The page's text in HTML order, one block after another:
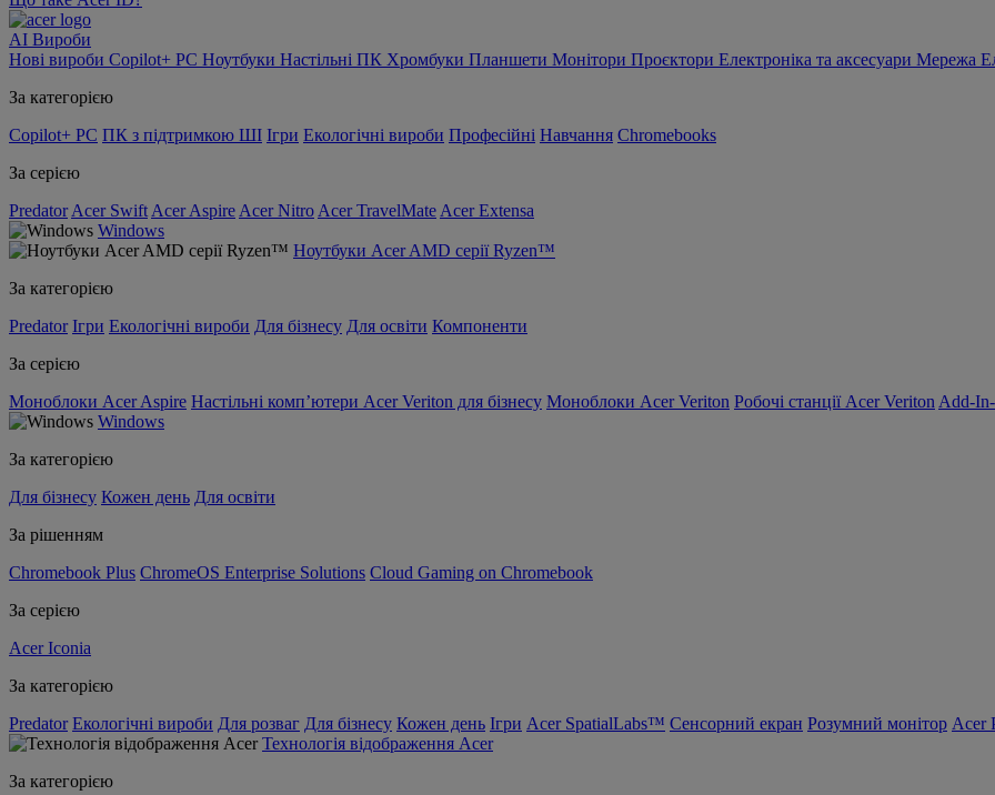
AI Вироби
Нові вироби Copilot+ PC Ноутбуки Настільні ПК Хромбуки Планшети Монітори Проєктори Електроніка та аксесуари Мережа
За категорією
Copilot+ PC ПК з підтримкою ШІ Ігри Екологічні вироби Професійні Навчання Chromebooks
За серією
Predator Acer Swift Acer Aspire Acer Nitro Acer TravelMate Acer Extensa
Windows
Ноутбуки Acer AMD серії Ryzen™
За категорією
Predator Ігри Екологічні вироби Для бізнесу Для освіти Компоненти
За серією
Моноблоки Acer Aspire Настільні комп’ютери Acer Veriton для бізнесу Моноблоки Acer Veriton Робочі станції Acer Veriton Add-
Windows
За категорією
Для бізнесу Кожен день Для освіти
За рішенням
Chromebook Plus ChromeOS Enterprise Solutions Cloud Gaming on Chromebook
За серією
Acer Iconia
За категорією
Predator Екологічні вироби Для розваг Для бізнесу Кожен день Ігри Acer SpatialLabs™ Сенсорний екран Розумний монітор Acer
Технологія відображення Acer
За категорією